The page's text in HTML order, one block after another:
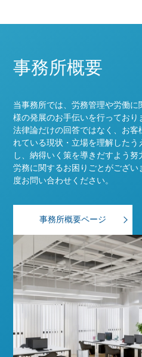
事務所概要
当事務所では、労務管理や労働
様の発展のお手伝いを行っており
法律論だけの回答ではなく、お
れている現状・立場を理解したう
し、納得いく策を導きだすよう努
労務に関するお困りごとがござ
度お問い合わせください。
事務所概要ページ